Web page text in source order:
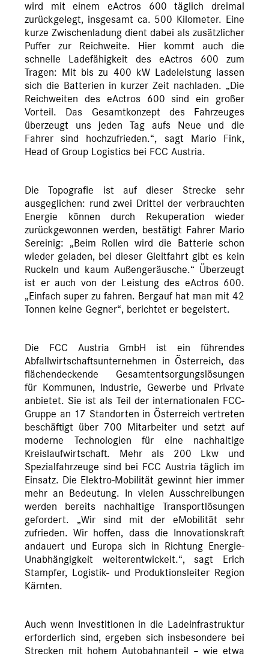
wird mit einem eActros 600 täglich dreimal
zurückgelegt, insgesamt ca. 500 Kilometer. Eine
kurze Zwischenladung dient dabei als zusätzlicher
Puffer zur Reichweite. Hier kommt auch die
schnelle Ladefähigkeit des eActros 600 zum
Tragen: Mit bis zu 400 kW Ladeleistung lassen
sich die Batterien in kurzer Zeit nachladen. „Die
Reichweiten des eActros 600 sind ein großer
Vorteil. Das Gesamtkonzept des Fahrzeuges
überzeugt uns jeden Tag aufs Neue und die
Fahrer sind hochzufrieden.“, sagt Mario Fink,
Head of Group Logistics bei FCC Austria.
Die Topografie ist auf dieser Strecke sehr
ausgeglichen: rund zwei Drittel der verbrauchten
Energie können durch Rekuperation wieder
zurückgewonnen werden, bestätigt Fahrer Mario
Sereinig: „Beim Rollen wird die Batterie schon
wieder geladen, bei dieser Gleitfahrt gibt es kein
Ruckeln und kaum Außengeräusche.“ Überzeugt
ist er auch von der Leistung des eActros 600.
„Einfach super zu fahren. Bergauf hat man mit 42
Tonnen keine Gegner“, berichtet er begeistert.
Die FCC Austria GmbH ist ein führendes
Abfallwirtschaftsunternehmen in Österreich, das
flächendeckende Gesamtentsorgungslösungen
für Kommunen, Industrie, Gewerbe und Private
anbietet. Sie ist als Teil der internationalen FCC-
Gruppe an 17 Standorten in Österreich vertreten
beschäftigt über 700 Mitarbeiter und setzt auf
moderne Technologien für eine nachhaltige
Kreislaufwirtschaft. Mehr als 200 Lkw und
Spezialfahrzeuge sind bei FCC Austria täglich im
Einsatz. Die Elektro-Mobilität gewinnt hier immer
mehr an Bedeutung. In vielen Ausschreibungen
werden bereits nachhaltige Transportlösungen
gefordert. „Wir sind mit der eMobilität sehr
zufrieden. Wir hoffen, dass die Innovationskraft
andauert und Europa sich in Richtung Energie-
Unabhängigkeit weiterentwickelt.“, sagt Erich
Stampfer, Logistik- und Produktionsleiter Region
Kärnten.
Auch wenn Investitionen in die Ladeinfrastruktur
erforderlich sind, ergeben sich insbesondere bei
Strecken mit hohem Autobahnanteil – wie etwa